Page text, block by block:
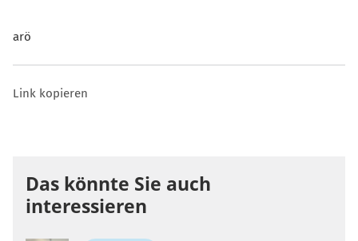
arö
Link kopieren
Das könnte Sie auch
interessieren